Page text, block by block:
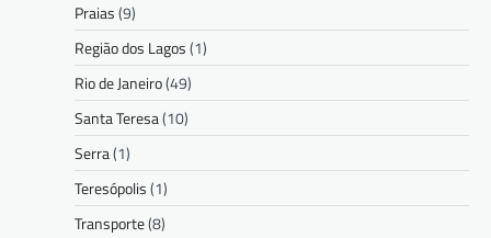
Praias(9)
Região dos Lagos(1)
Rio de Janeiro(49)
Santa Teresa(10)
Serra(1)
Teresópolis(1)
Transporte(8)